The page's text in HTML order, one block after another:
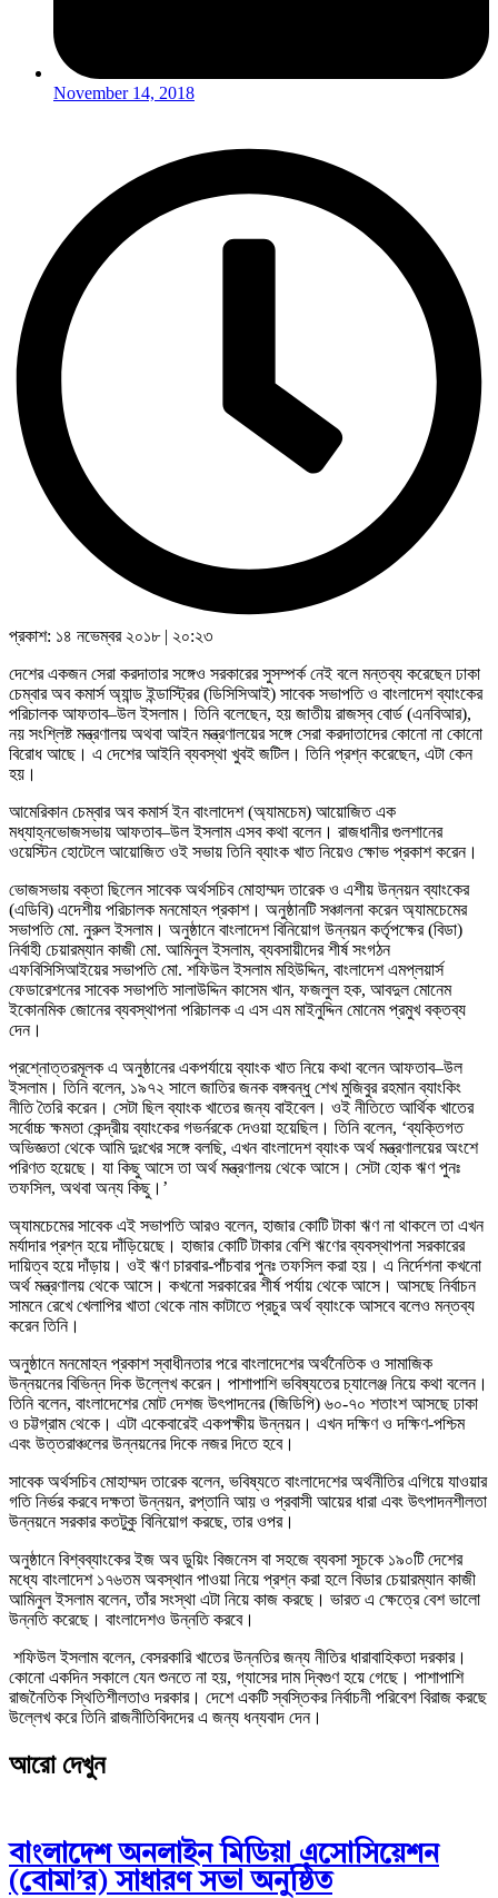
November 14, 2018
প্রকাশ: ১৪ নভেম্বর ২০১৮ | ২০:২৩
দেশের একজন সেরা করদাতার সঙ্গেও সরকারের সুসম্পর্ক নেই বলে মন্তব্য করেছেন ঢাকা
চেম্বার অব কমার্স অ্যান্ড ইন্ডাস্ট্রির (ডিসিসিআই) সাবেক সভাপতি ও বাংলাদেশ ব্যাংকের
পরিচালক আফতাব–উল ইসলাম। তিনি বলেছেন, হয় জাতীয় রাজস্ব বোর্ড (এনবিআর),
নয় সংশ্লিষ্ট মন্ত্রণালয় অথবা আইন মন্ত্রণালয়ের সঙ্গে সেরা করদাতাদের কোনো না কোনো
বিরোধ আছে। এ দেশের আইনি ব্যবস্থা খুবই জটিল। তিনি প্রশ্ন করেছেন, এটা কেন
হয়।
আমেরিকান চেম্বার অব কমার্স ইন বাংলাদেশ (অ্যামচেম) আয়োজিত এক
মধ্যাহ্নভোজসভায় আফতাব–উল ইসলাম এসব কথা বলেন। রাজধানীর গুলশানের
ওয়েস্টিন হোটেলে আয়োজিত ওই সভায় তিনি ব্যাংক খাত নিয়েও ক্ষোভ প্রকাশ করেন।
ভোজসভায় বক্তা ছিলেন সাবেক অর্থসচিব মোহাম্মদ তারেক ও এশীয় উন্নয়ন ব্যাংকের
(এডিবি) এদেশীয় পরিচালক মনমোহন প্রকাশ। অনুষ্ঠানটি সঞ্চালনা করেন অ্যামচেমের
সভাপতি মো. নুরুল ইসলাম। অনুষ্ঠানে বাংলাদেশ বিনিয়োগ উন্নয়ন কর্তৃপক্ষের (বিডা)
নির্বাহী চেয়ারম্যান কাজী মো. আমিনুল ইসলাম, ব্যবসায়ীদের শীর্ষ সংগঠন
এফবিসিসিআইয়ের সভাপতি মো. শফিউল ইসলাম মহিউদ্দিন, বাংলাদেশ এমপ্লয়ার্স
ফেডারেশনের সাবেক সভাপতি সালাউদ্দিন কাসেম খান, ফজলুল হক, আবদুল মোনেম
ইকোনমিক জোনের ব্যবস্থাপনা পরিচালক এ এস এম মাইনুদ্দিন মোনেম প্রমুখ বক্তব্য
দেন।
প্রশ্নোত্তরমূলক এ অনুষ্ঠানের একপর্যায়ে ব্যাংক খাত নিয়ে কথা বলেন আফতাব–উল
ইসলাম। তিনি বলেন, ১৯৭২ সালে জাতির জনক বঙ্গবন্ধু শেখ মুজিবুর রহমান ব্যাংকিং
নীতি তৈরি করেন। সেটা ছিল ব্যাংক খাতের জন্য বাইবেল। ওই নীতিতে আর্থিক খাতের
সর্বোচ্চ ক্ষমতা কেন্দ্রীয় ব্যাংকের গভর্নরকে দেওয়া হয়েছিল। তিনি বলেন, ‘ব্যক্তিগত
অভিজ্ঞতা থেকে আমি দুঃখের সঙ্গে বলছি, এখন বাংলাদেশ ব্যাংক অর্থ মন্ত্রণালয়ের অংশে
পরিণত হয়েছে। যা কিছু আসে তা অর্থ মন্ত্রণালয় থেকে আসে। সেটা হোক ঋণ পুনঃ
তফসিল, অথবা অন্য কিছু।’
অ্যামচেমের সাবেক এই সভাপতি আরও বলেন, হাজার কোটি টাকা ঋণ না থাকলে তা এখন
মর্যাদার প্রশ্ন হয়ে দাঁড়িয়েছে। হাজার কোটি টাকার বেশি ঋণের ব্যবস্থাপনা সরকারের
দায়িত্ব হয়ে দাঁড়ায়। ওই ঋণ চারবার-পাঁচবার পুনঃ তফসিল করা হয়। এ নির্দেশনা কখনো
অর্থ মন্ত্রণালয় থেকে আসে। কখনো সরকারের শীর্ষ পর্যায় থেকে আসে। আসছে নির্বাচন
সামনে রেখে খেলাপির খাতা থেকে নাম কাটাতে প্রচুর অর্থ ব্যাংকে আসবে বলেও মন্তব্য
করেন তিনি।
অনুষ্ঠানে মনমোহন প্রকাশ স্বাধীনতার পরে বাংলাদেশের অর্থনৈতিক ও সামাজিক
উন্নয়নের বিভিন্ন দিক উল্লেখ করেন। পাশাপাশি ভবিষ্যতের চ্যালেঞ্জ নিয়ে কথা বলেন।
তিনি বলেন, বাংলাদেশের মোট দেশজ উৎপাদনের (জিডিপি) ৬০-৭০ শতাংশ আসছে ঢাকা
ও চট্টগ্রাম থেকে। এটা একেবারেই একপক্ষীয় উন্নয়ন। এখন দক্ষিণ ও দক্ষিণ-পশ্চিম
এবং উত্তরাঞ্চলের উন্নয়নের দিকে নজর দিতে হবে।
সাবেক অর্থসচিব মোহাম্মদ তারেক বলেন, ভবিষ্যতে বাংলাদেশের অর্থনীতির এগিয়ে যাওয়ার
গতি নির্ভর করবে দক্ষতা উন্নয়ন, রপ্তানি আয় ও প্রবাসী আয়ের ধারা এবং উৎপাদনশীলতা
উন্নয়নে সরকার কতটুকু বিনিয়োগ করছে, তার ওপর।
অনুষ্ঠানে বিশ্বব্যাংকের ইজ অব ডুয়িং বিজনেস বা সহজে ব্যবসা সূচকে ১৯০টি দেশের
মধ্যে বাংলাদেশ ১৭৬তম অবস্থান পাওয়া নিয়ে প্রশ্ন করা হলে বিডার চেয়ারম্যান কাজী
আমিনুল ইসলাম বলেন, তাঁর সংস্থা এটা নিয়ে কাজ করছে। ভারত এ ক্ষেত্রে বেশ ভালো
উন্নতি করেছে। বাংলাদেশও উন্নতি করবে।
শফিউল ইসলাম বলেন, বেসরকারি খাতের উন্নতির জন্য নীতির ধারাবাহিকতা দরকার।
কোনো একদিন সকালে যেন শুনতে না হয়, গ্যাসের দাম দ্বিগুণ হয়ে গেছে। পাশাপাশি
রাজনৈতিক স্থিতিশীলতাও দরকার। দেশে একটি স্বস্তিকর নির্বাচনী পরিবেশ বিরাজ করছে
উল্লেখ করে তিনি রাজনীতিবিদদের এ জন্য ধন্যবাদ দেন।
আরো দেখুন
বাংলাদেশ অনলাইন মিডিয়া এসোসিয়েশন
(বোমা’র) সাধারণ সভা অনুষ্ঠিত